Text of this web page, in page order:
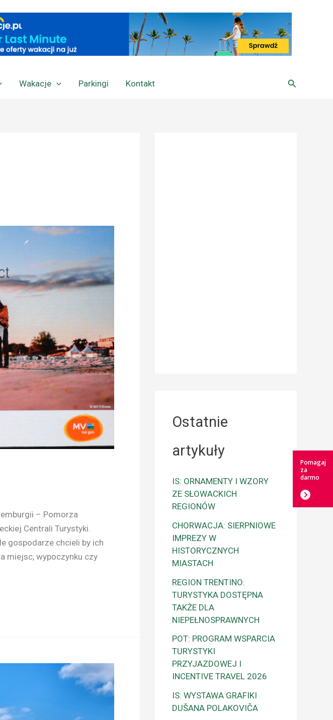
Wakacje Parkingi Kontakt Szukaj
– Pomorza
Centrali Turystyki.
gospodarze chcieli by ich
miejsc, wypoczynku czy
Ostatnie
artykuły
IS: ORNAMENTY I WZORY
ZE SŁOWACKICH
REGIONÓW
CHORWACJA: SIERPNIOWE
IMPREZY W
HISTORYCZNYCH
MIASTACH
REGION TRENTINO:
TURYSTYKA DOSTĘPNA
TAKŻE DLA
NIEPEŁNOSPRAWNYCH
POT: PROGRAM WSPARCIA
TURYSTYKI
PRZYJAZDOWEJ I
INCENTIVE TRAVEL 2026
IS: WYSTAWA GRAFIKI
DUŠANA POLAKOVIČA
Pomagaj
za
darmo